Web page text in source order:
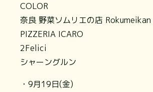
COLOR
奈良 野菜ソムリエの店 Rokumeikan
PIZZERIA ICARO
2Felici
シャーングルン
・9月19日(金)